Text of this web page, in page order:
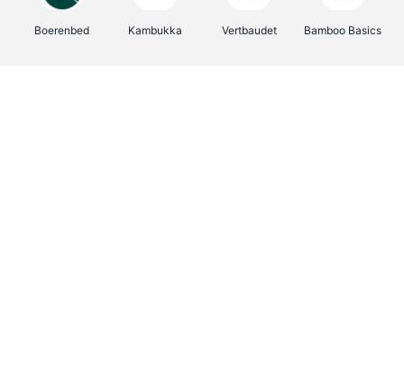
Boerenbed Kambukka Vertbaudet Bamboo Basics